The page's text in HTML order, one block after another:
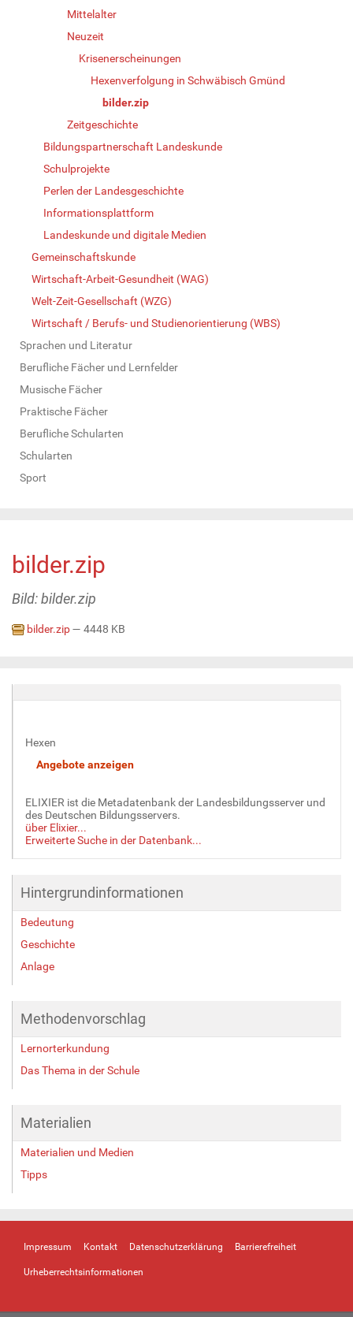
Mittelalter
Neuzeit
Krisenerscheinungen
Hexenverfolgung in Schwäbisch Gmünd
bilder.zip
Zeitgeschichte
Bildungspartnerschaft Landeskunde
Schulprojekte
Perlen der Landesgeschichte
Informationsplattform
Landeskunde und digitale Medien
Gemeinschaftskunde
Wirtschaft-Arbeit-Gesundheit (WAG)
Welt-Zeit-Gesellschaft (WZG)
Wirtschaft / Berufs- und Studienorientierung (WBS)
Sprachen und Literatur
Berufliche Fächer und Lernfelder
Musische Fächer
Praktische Fächer
Berufliche Schularten
Schularten
Sport
bilder.zip
Bild: bilder.zip
bilder.zip— 4448 KB
Hexen
ELIXIER ist die Metadatenbank der Landesbildungsserver und
des Deutschen Bildungsservers.
über Elixier...
Erweiterte Suche in der Datenbank...
Hintergrundinformationen
Bedeutung
Geschichte
Anlage
Methodenvorschlag
Lernorterkundung
Das Thema in der Schule
Materialien
Materialien und Medien
Tipps
Impressum Kontakt Datenschutzerklärung Barrierefreiheit
Urheberrechtsinformationen